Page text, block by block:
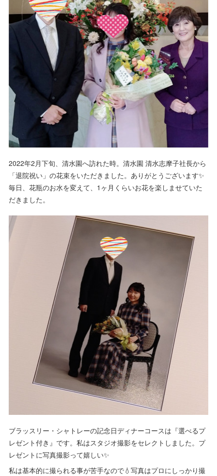
2022年2月下旬、清水園へ訪れた時。清水園 清水志摩子社長から
「退院祝い」の花束をいただきました。ありがとうございます✨
毎日、花瓶のお水を変えて、1ヶ月くらいお花を楽しませていた
だきました。
ブラッスリー・シャトレーの記念日ディナーコースは『選べるプ
レゼント付き』です。私はスタジオ撮影をセレクトしました。プ
レゼントに写真撮影って嬉しい✨
私は基本的に撮られる事が苦手なので💧写真はプロにしっかり撮